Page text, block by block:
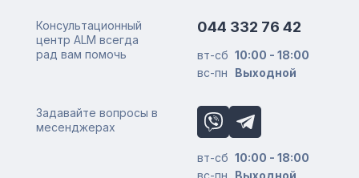
Консультационный
центр ALM всегда
рад вам помочь
044 332 76 42
вт-сб 10:00 - 18:00
вс-пн
Выходной
Задавайте вопросы в
месенджерах
вт-сб 10:00 - 18:00